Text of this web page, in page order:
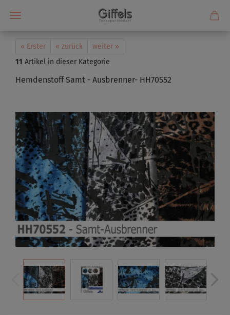
« Erster « zurück
weiter »
11 Artikel in dieser Kategorie
Hemdenstoff Samt - Ausbrenner- HH70552